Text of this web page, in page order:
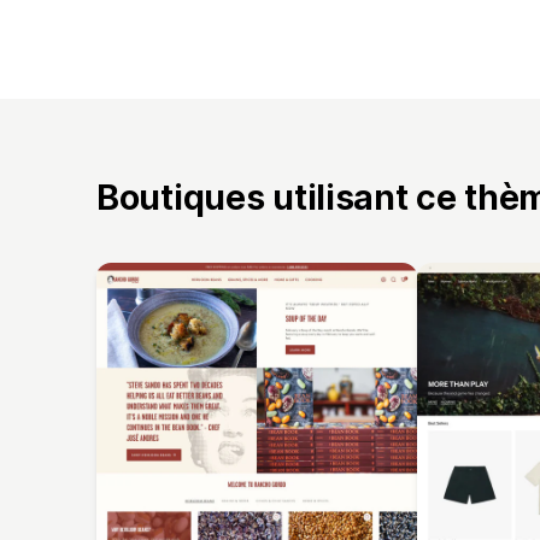
Boutiques utilisant ce